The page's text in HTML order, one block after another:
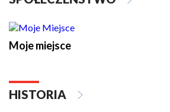
Moje miejsce
HISTORIA